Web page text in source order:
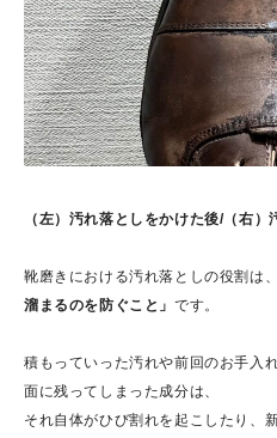
（左）汚れ落としをかけた後/（右
靴磨きにおける汚れ落としの役割は、
溜まるのを防ぐこと」 です。
積もっていった汚れや前回のお手入
面に残ってしまった成分は、
それ自体がひび割れを起こしたり、